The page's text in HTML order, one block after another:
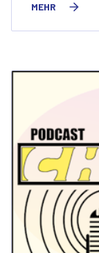
MEHR